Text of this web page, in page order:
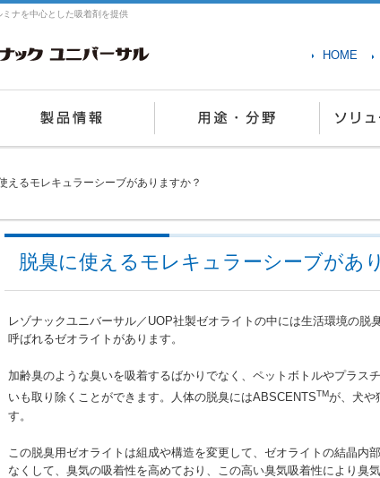
ミナを中心とした吸着剤を提供
HOME
えるモレキュラーシーブがありますか？
脱臭に使えるモレキュラーシーブがあ
レゾナックユニバーサル／UOP社製ゼオライトの中には生活環境の脱
呼ばれるゼオライトがあります。
加齢臭のような臭いを吸着するばかりでなく、ペットボトルやプラス
いも取り除くことができます。人体の脱臭にはABSCENTSTMが、犬や
す。
この脱臭用ゼオライトは組成や構造を変更して、ゼオライトの結晶内
なくして、臭気の吸着性を高めており、この高い臭気吸着性により臭